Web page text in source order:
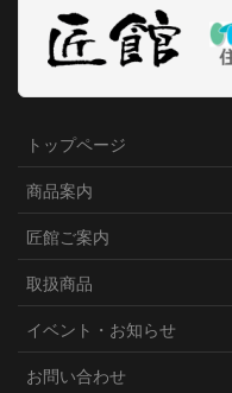
トップページ
商品案内
匠館ご案内
取扱商品
イベント・お知らせ
お問い合わせ